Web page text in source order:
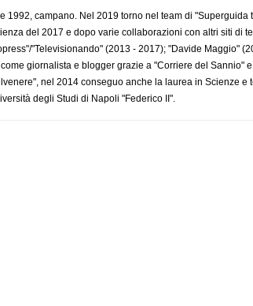
1992, campano. Nel 2019 torno nel team di "Superguida
del 2017 e dopo varie collaborazioni con altri siti di
"Televisionando" (2013 - 2017); "Davide Maggio"
giornalista e blogger grazie a "Corriere del Sannio"
nel 2014 conseguo anche la laurea in Scienze e
degli Studi di Napoli "Federico II".